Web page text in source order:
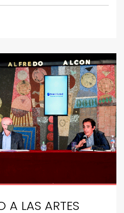
A LAS ARTES